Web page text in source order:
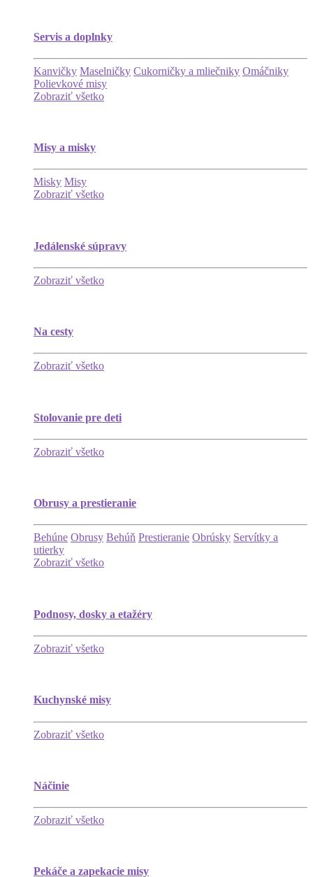
Servis a doplnky
Kanvičky Maselničky Cukorničky a mliečniky Omáčniky
Polievkové misy
Zobraziť všetko
Misy a misky
Misky Misy
Zobraziť všetko
Jedálenské súpravy
Zobraziť všetko
Na cesty
Zobraziť všetko
Stolovanie pre deti
Zobraziť všetko
Obrusy a prestieranie
Behúne Obrusy Behúň Prestieranie Obrúsky Servítky a
utierky
Zobraziť všetko
Podnosy, dosky a etažéry
Zobraziť všetko
Kuchynské misy
Zobraziť všetko
Náčinie
Zobraziť všetko
Pekáče a zapekacie misy